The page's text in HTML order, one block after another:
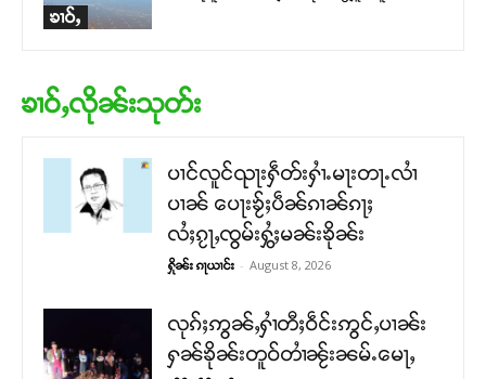
ၶၢဝ်ႇ
ၶၢဝ်ႇလိုၼ်းသုတ်း
ပၢင်လူင်ၺႃးႁဵတ်းႁၢႆႉမႃးတႃႉလၢႆ
ပၢၼ် ​​ပေႃးၶႂ်ႈပဵၼ်ၵၢၼ်ၵႃႈ
လႆႈၵႂႃႇၸွမ်းႁွႆႈမၼ်းၶိုၼ်း
ႁိုၼ်း ၵႃယၢင်း - August 8, 2026
လုၵ်ႈဢွၼ်ႇႁၢႆတီႈဝဵင်းဢွင်ႇပၢၼ်း
ႁၼ်ၶိုၼ်းတူဝ်တၢႆၼႂ်းၼမ်ႉမေႃႇ